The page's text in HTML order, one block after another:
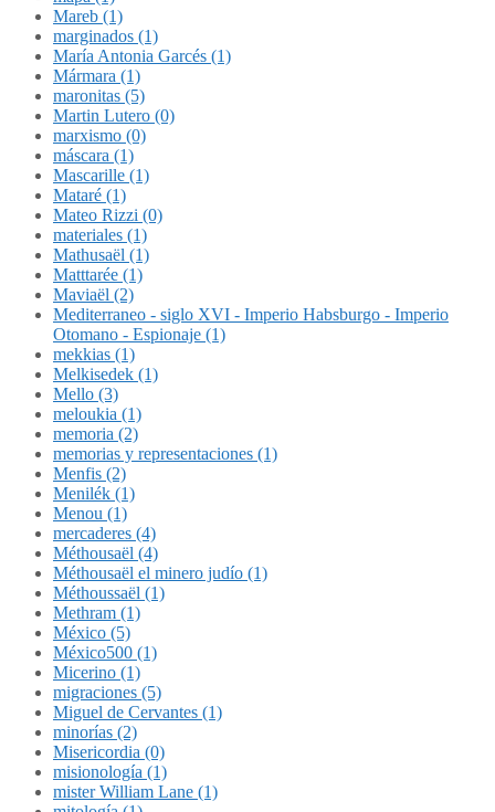
Mareb (1)
marginados (1)
María Antonia Garcés (1)
Mármara (1)
maronitas (5)
Martin Lutero (0)
marxismo (0)
máscara (1)
Mascarille (1)
Mataré (1)
Mateo Rizzi (0)
materiales (1)
Mathusaël (1)
Matttarée (1)
Maviaël (2)
Mediterraneo - siglo XVI - Imperio Habsburgo - Imperio
Otomano - Espionaje (1)
mekkias (1)
Melkisedek (1)
Mello (3)
meloukia (1)
memoria (2)
memorias y representaciones (1)
Menfis (2)
Menilék (1)
Menou (1)
mercaderes (4)
Méthousaël (4)
Méthousaël el minero judío (1)
Méthoussaël (1)
Methram (1)
México (5)
México500 (1)
Micerino (1)
migraciones (5)
Miguel de Cervantes (1)
minorías (2)
Misericordia (0)
misionología (1)
mister William Lane (1)